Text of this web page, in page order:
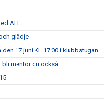
ÄFF
glädje
17 juni KL 17:00 i klubbstugan
bli mentor du också